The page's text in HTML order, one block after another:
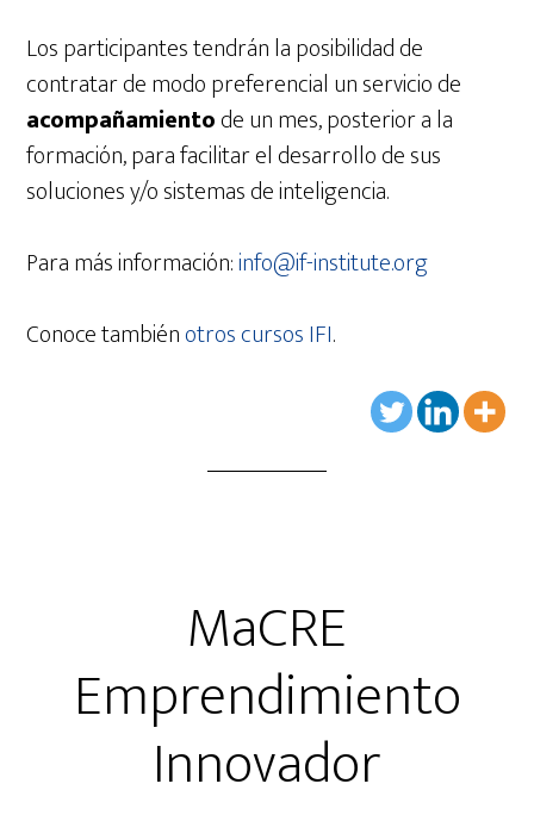
Los participantes tendrán la posibilidad de
contratar de modo preferencial un servicio de
acompañamientode un mes, posterior a la
formación, para facilitar el desarrollo de sus
soluciones y/o sistemas de inteligencia.
Para más información:info@if-institute.org
Conoce tambiénotros cursos IFI.
MaCRE
Emprendimiento
Innovador